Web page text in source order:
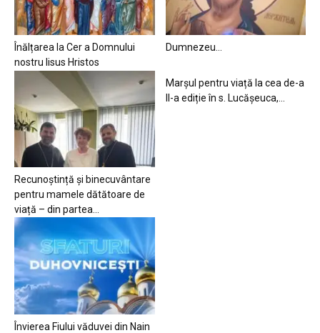
Înălțarea la Cer a Domnului
nostru Iisus Hristos
Dumnezeu…
Recunoștință și binecuvântare
pentru mamele dătătoare de
viață – din partea...
Marșul pentru viață la cea de-a
II-a ediție în s. Lucășeuca,...
Învierea Fiului văduvei din Nain